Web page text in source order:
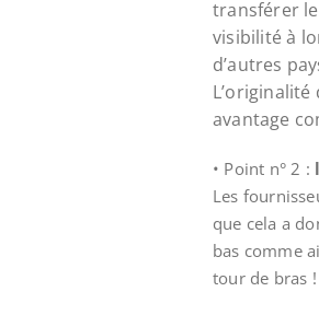
transférer
visibilité à
d’autres
L’originalité
avantage
• Point n° 2 :
Les
que cela a
bas comme
tour de bras !